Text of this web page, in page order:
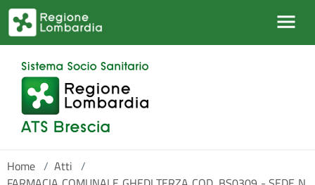
Salta al contenuto principale
Home / Atti /